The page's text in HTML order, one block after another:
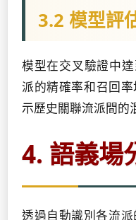
3.2 模型評
模型在交叉驗證中
派的精確率和召回
示歷史關聯流派間的
4. 語義場
透過自動識別各流